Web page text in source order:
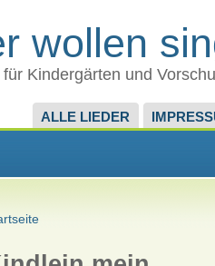
wollen
Kindergärten und
ALLE LIEDER